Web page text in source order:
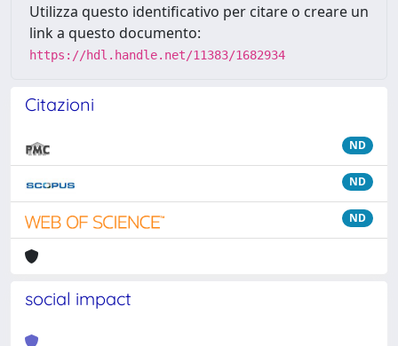
Utilizza questo identificativo per citare o creare un
link a questo documento:
https://hdl.handle.net/11383/1682934
Citazioni
ND
ND
ND
social impact